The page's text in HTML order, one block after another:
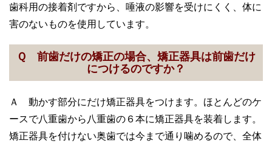
歯科用の接着剤ですから、唾液の影響を受けにくく、体に
害のないものを使用しています。
Ｑ 前歯だけの矯正の場合、矯正器具は前歯だけ
につけるのですか？
Ａ 動かす部分にだけ矯正器具をつけます。ほとんどのケ
ースで八重歯から八重歯の６本に矯正器具を装着します。
矯正器具を付けない奥歯では今まで通り噛めるので、全体